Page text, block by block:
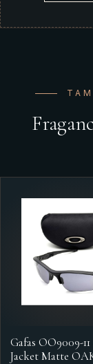
Gafas OO9009-
Jacket Matte